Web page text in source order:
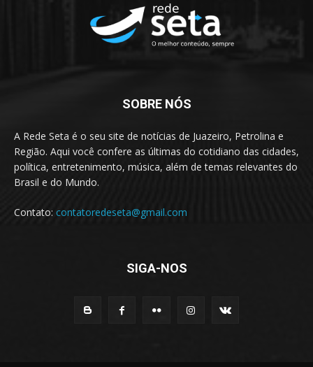
SOBRE NÓS
A Rede Seta é o seu site de notícias de Juazeiro, Petrolina e
Região. Aqui você confere as últimas do cotidiano das cidades,
política, entretenimento, música, além de temas relevantes do
Brasil e do Mundo.
Contato: contatoredeseta@gmail.com
SIGA-NOS